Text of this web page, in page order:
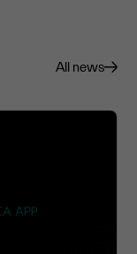
All news